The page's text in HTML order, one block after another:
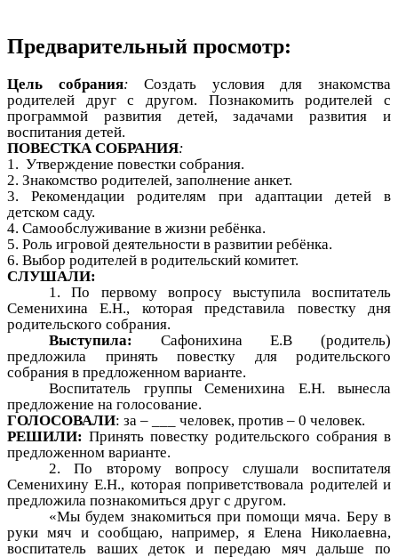
Предварительный просмотр:
Цель собрания:Создать условия для знакомства
родителей друг с другом. Познакомить родителей с
программой развития детей, задачами развития и
воспитания детей.
ПОВЕСТКА СОБРАНИЯ:
1. Утверждение повестки собрания.
2. Знакомство родителей, заполнение анкет.
3. Рекомендации родителям при адаптации детей в
детском саду.
4. Самообслуживание в жизни ребёнка.
5. Роль игровой деятельности в развитии ребёнка.
6. Выбор родителей в родительский комитет.
СЛУШАЛИ:
1. По первому вопросу выступила воспитатель
Семенихина Е.Н., которая представила повестку дня
родительского собрания.
Выступила: Сафонихина Е.В (родитель)
предложила принять повестку для родительского
собрания в предложенном варианте.
Воспитатель группы Семенихина Е.Н. вынесла
предложение на голосование.
ГОЛОСОВАЛИ: за – ___ человек, против – 0 человек.
РЕШИЛИ: Принять повестку родительского собрания в
предложенном варианте.
2. По второму вопросу слушали воспитателя
Семенихину Е.Н., которая поприветствовала родителей и
предложила познакомиться друг с другом.
«Мы будем знакомиться при помощи мяча. Беру в
руки мяч и сообщаю, например, я Елена Николаевна,
воспитатель ваших деток и передаю мяч дальше по